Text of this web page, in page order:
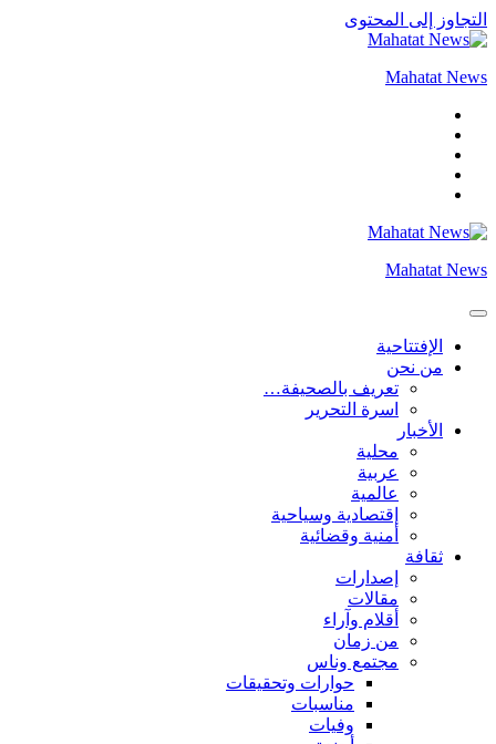
التجاوز إلى المحتوى
Mahatat News
Mahatat News
الإفتتاحية
من نحن
تعريف بالصحيفة…
اسرة التحرير
الأخبار
محلية
عربية
عالمية
إقتصادية وسياحية
أمنية وقضائية
ثقافة
إصدارات
مقالات
أقلام وآراء
من زمان
مجتمع وناس
حوارات وتحقيقات
مناسبات
وفيات